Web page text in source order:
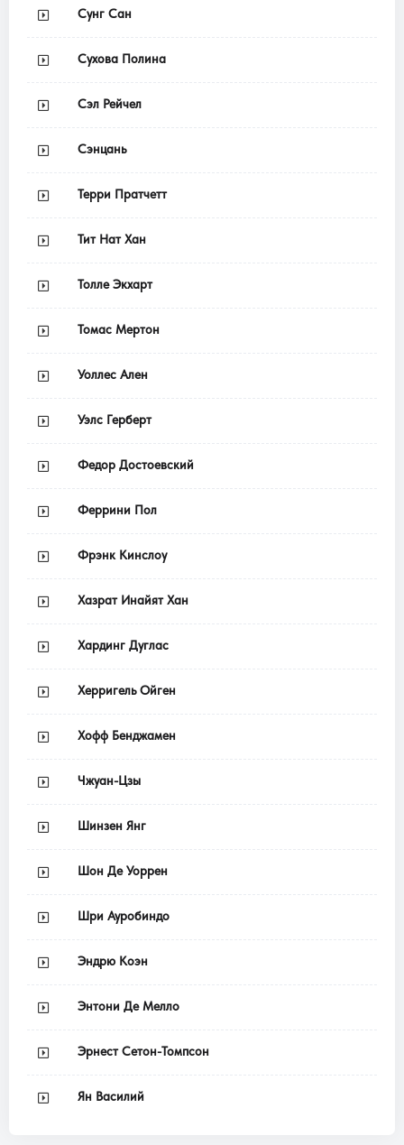
Сунг Сан
Сухова Полина
Сэл Рейчел
Сэнцань
Терри Пратчетт
Тит Нат Хан
Толле Экхарт
Томас Мертон
Уоллес Ален
Уэлс Герберт
Федор Достоевский
Феррини Пол
Фрэнк Кинслоу
Хазрат Инайят Хан
Хардинг Дуглас
Херригель Ойген
Хофф Бенджамен
Чжуан-Цзы
Шинзен Янг
Шон Де Уоррен
Шри Ауробиндо
Эндрю Коэн
Энтони Де Мелло
Эрнест Сетон-Томпсон
Ян Василий